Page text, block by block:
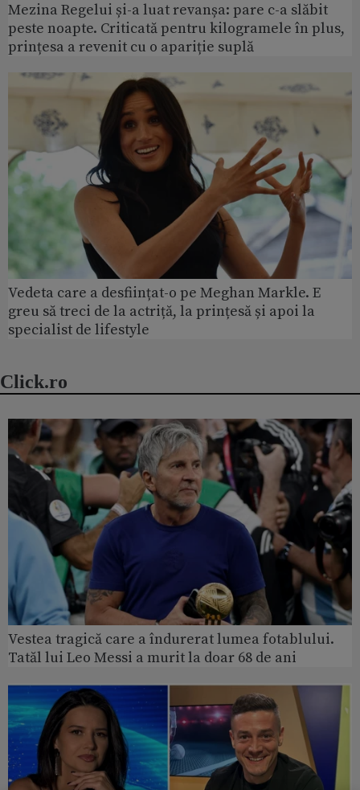
Mezina Regelui și-a luat revanșa: pare c-a slăbit
peste noapte. Criticată pentru kilogramele în plus,
prințesa a revenit cu o apariție suplă
Vedeta care a desființat-o pe Meghan Markle. E
greu să treci de la actriță, la prințesă și apoi la
specialist de lifestyle
Click.ro
Vestea tragică care a îndurerat lumea fotablului.
Tatăl lui Leo Messi a murit la doar 68 de ani